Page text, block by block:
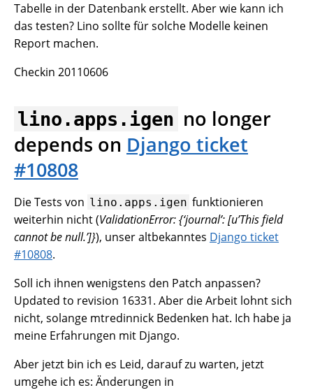
Tabelle in der Datenbank erstellt. Aber wie kann ich
das testen? Lino sollte für solche Modelle keinen
Report machen.
Checkin 20110606
lino.apps.igen no longer
depends on Django ticket
#10808
Die Tests von lino.apps.igen funktionieren
weiterhin nicht (ValidationError: {‘journal’: [u’This field
cannot be null.’]}), unser altbekanntes Django ticket
#10808.
Soll ich ihnen wenigstens den Patch anpassen?
Updated to revision 16331. Aber die Arbeit lohnt sich
nicht, solange mtredinnick Bedenken hat. Ich habe ja
meine Erfahrungen mit Django.
Aber jetzt bin ich es Leid, darauf zu warten, jetzt
umgehe ich es: Änderungen in